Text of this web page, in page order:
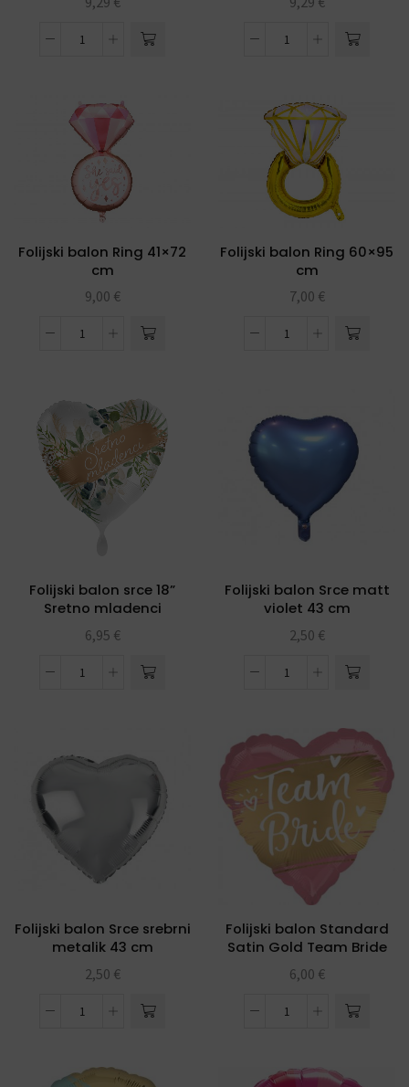
Folijski balon Ring 41×72
cm
9,00 €
Folijski balon Ring 60×95
cm
7,00 €
Folijski balon srce 18”
Sretno mladenci
6,95 €
Folijski balon Srce matt
violet 43 cm
2,50 €
Folijski balon Srce srebrni
metalik 43 cm
2,50 €
Folijski balon Standard
Satin Gold Team Bride
6,00 €